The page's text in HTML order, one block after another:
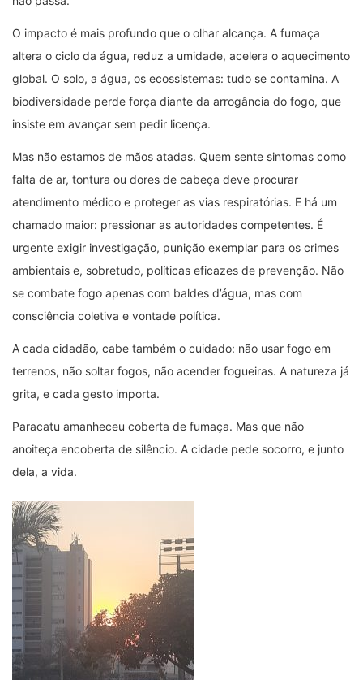
O impacto é mais profundo que o olhar alcança. A fumaça
altera o ciclo da água, reduz a umidade, acelera o aquecimento
global. O solo, a água, os ecossistemas: tudo se contamina. A
biodiversidade perde força diante da arrogância do fogo, que
insiste em avançar sem pedir licença.
Mas não estamos de mãos atadas. Quem sente sintomas como
falta de ar, tontura ou dores de cabeça deve procurar
atendimento médico e proteger as vias respiratórias. E há um
chamado maior: pressionar as autoridades competentes. É
urgente exigir investigação, punição exemplar para os crimes
ambientais e, sobretudo, políticas eficazes de prevenção. Não
se combate fogo apenas com baldes d’água, mas com
consciência coletiva e vontade política.
A cada cidadão, cabe também o cuidado: não usar fogo em
terrenos, não soltar fogos, não acender fogueiras. A natureza já
grita, e cada gesto importa.
Paracatu amanheceu coberta de fumaça. Mas que não
anoiteça encoberta de silêncio. A cidade pede socorro, e junto
dela, a vida.